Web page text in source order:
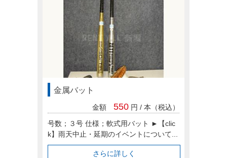
料金システム
レンタル規約
金属バット
金額 550 円 / 本（税込）
号数；３号 仕様；軟式用バット ►【clic
k】雨天中止・延期のイベントについて...
さらに詳しく